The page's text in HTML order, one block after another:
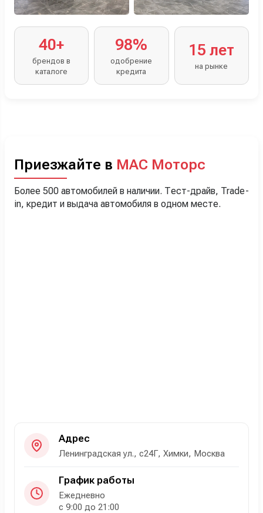
40+
брендов в
каталоге
98%
одобрение
кредита
15 лет
на рынке
Приезжайте в МАС Моторс
Более 500 автомобилей в наличии. Тест-драйв, Trade-
in, кредит и выдача автомобиля в одном месте.
Адрес
Ленинградская ул., с24Г, Химки, Москва
График работы
Ежедневно
с 9:00 до 21:00